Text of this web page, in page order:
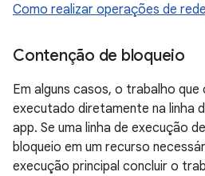
Como realizar operações de rede
Contenção de bloqueio
Em alguns casos, o trabalho que
executado diretamente na linha
app. Se uma linha de execução
bloqueio em um recurso
execução principal concluir o